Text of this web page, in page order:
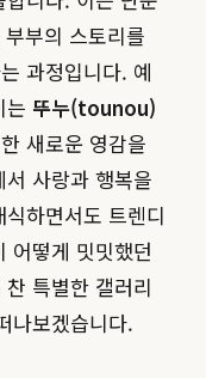
부의 스토리를
과정입니다. 예
는 뚜누(tounou)
새로운 영감을
사랑과 행복을
하면서도 트렌디
어떻게 밋밋했던
특별한 갤러리
나보겠습니다.